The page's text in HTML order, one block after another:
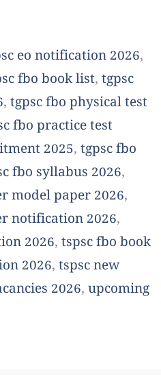
eo notification 2026,
fbo book list, tgpsc
, tgpsc fbo physical test
fbo practice test
2025, tgpsc fbo
fbo syllabus 2026,
model paper 2026,
notification 2026,
2026, tspsc fbo book
2026, tspsc new
2026, upcoming